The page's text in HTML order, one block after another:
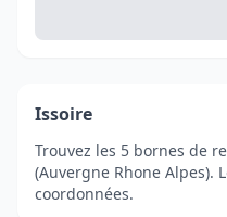
Issoire
Trouvez les 5 bornes de
(Auvergne Rhone Alpes).
coordonnées.